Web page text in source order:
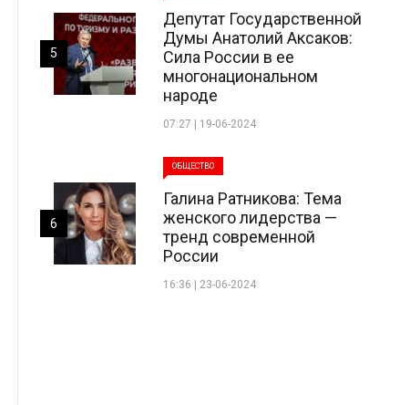
Депутат Государственной
Думы Анатолий Аксаков:
Сила России в ее
многонациональном
народе
07:27 | 19-06-2024
5
ОБЩЕСТВО
Галина Ратникова: Тема
женского лидерства —
тренд современной
России
16:36 | 23-06-2024
6